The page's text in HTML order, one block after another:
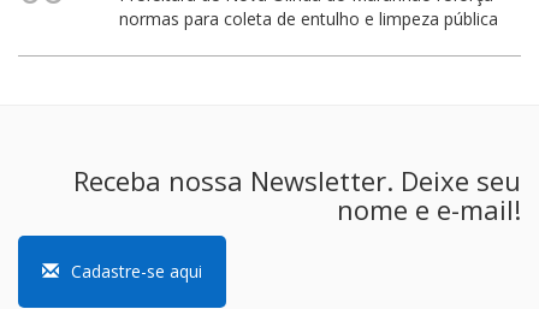
normas para coleta de entulho e limpeza pública
Receba nossa Newsletter. Deixe seu
nome e e-mail!
Cadastre-se aqui